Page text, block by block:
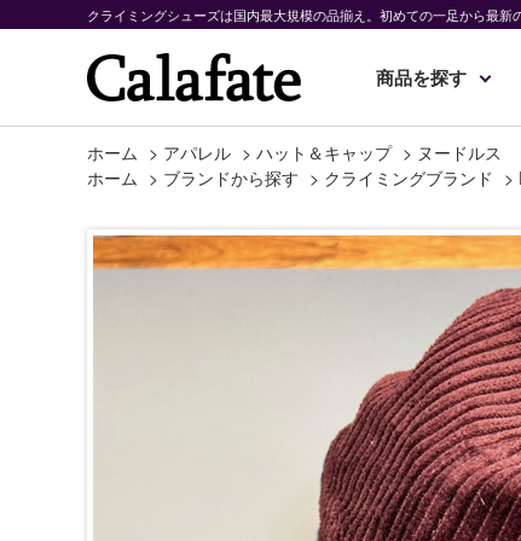
クライミングシューズは国内最大規模の品揃え。初めての一足から最新
商品を探す
ホーム > アパレル > ハット＆キャップ > ヌードルス
ホーム > ブランドから探す > クライミングブランド >